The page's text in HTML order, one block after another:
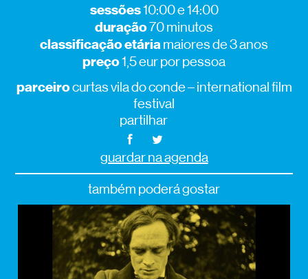
sessões10:00 e 14:00
duração70 minutos
classificação etária maiores de 3 anos
preço1,5 eur por pessoa
parceirocurtas vila do conde – international film
festival
partilhar
guardar na agenda
também poderá gostar